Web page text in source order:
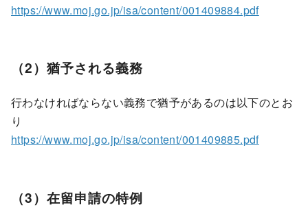
https://www.moj.go.jp/isa/content/001409884.pdf
（2）猶予される義務
行わなければならない義務で猶予があるのは以下のとお
り
https://www.moj.go.jp/isa/content/001409885.pdf
（3）在留申請の特例